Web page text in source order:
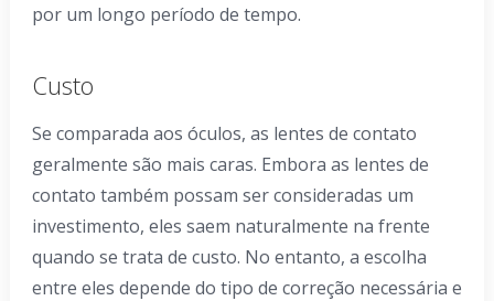
por um longo período de tempo.
Custo
Se comparada aos óculos, as lentes de contato
geralmente são mais caras. Embora as lentes de
contato também possam ser consideradas um
investimento, eles saem naturalmente na frente
quando se trata de custo. No entanto, a escolha
entre eles depende do tipo de correção necessária e